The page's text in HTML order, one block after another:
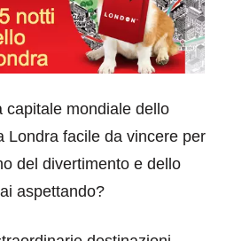
capitale mondiale dello
Londra facile da vincere per
del divertimento e dello
aspettando?